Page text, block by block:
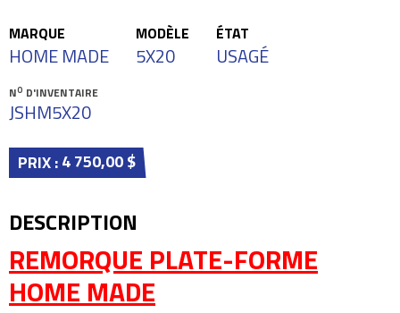
MARQUE
HOME MADE
MODÈLE
5X20
ÉTAT
USAGÉ
NO D'INVENTAIRE
JSHM5X20
PRIX :4 750,00 $
DESCRIPTION
REMORQUE PLATE-FORME
HOME MADE